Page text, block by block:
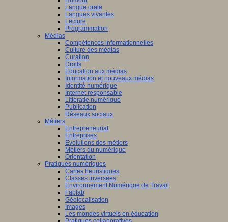
Langue orale
Langues vivantes
Lecture
Programmation
Médias
Compétences informationnelles
Culture des médias
Curation
Droits
Education aux médias
Information et nouveaux médias
Identité numérique
Internet responsable
Littératie numérique
Publication
Réseaux sociaux
Métiers
Entrepreneuriat
Entreprises
Evolutions des métiers
Métiers du numérique
Orientation
Pratiques numériques
Cartes heuristiques
Classes inversées
Environnement Numérique de Travail
Fablab
Géolocalisation
Images
Les mondes virtuels en éducation